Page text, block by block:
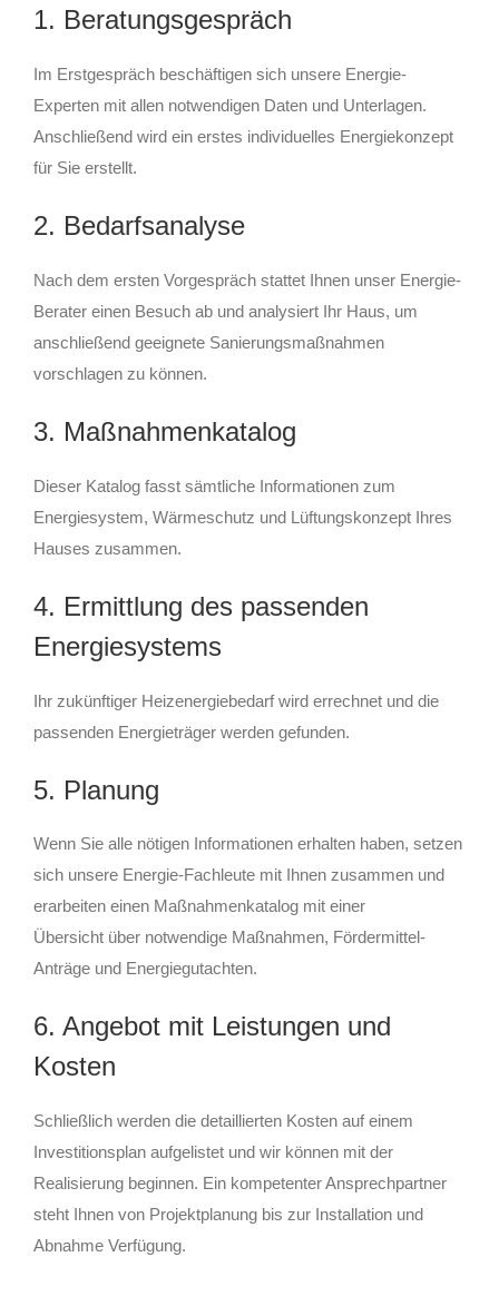
1. Beratungsgespräch
Im Erstgespräch beschäftigen sich unsere Energie-
Experten mit allen notwendigen Daten und Unterlagen.
Anschließend wird ein erstes individuelles Energiekonzept
für Sie erstellt.
2. Bedarfsanalyse
Nach dem ersten Vorgespräch stattet Ihnen unser Energie-
Berater einen Besuch ab und analysiert Ihr Haus, um
anschließend geeignete Sanierungsmaßnahmen
vorschlagen zu können.
3. Maßnahmenkatalog
Dieser Katalog fasst sämtliche Informationen zum
Energiesystem, Wärmeschutz und Lüftungskonzept Ihres
Hauses zusammen.
4. Ermittlung des passenden
Energiesystems
Ihr zukünftiger Heizenergiebedarf wird errechnet und die
passenden Energieträger werden gefunden.
5. Planung
Wenn Sie alle nötigen Informationen erhalten haben, setzen
sich unsere Energie-Fachleute mit Ihnen zusammen und
erarbeiten einen Maßnahmenkatalog mit einer
Übersicht über notwendige Maßnahmen, Fördermittel-
Anträge und Energiegutachten.
6. Angebot mit Leistungen und
Kosten
Schließlich werden die detaillierten Kosten auf einem
Investitionsplan aufgelistet und wir können mit der
Realisierung beginnen. Ein kompetenter Ansprechpartner
steht Ihnen von Projektplanung bis zur Installation und
Abnahme Verfügung.